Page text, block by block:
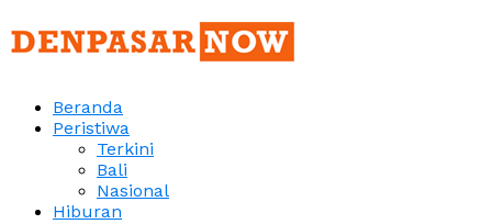
Beranda
Peristiwa
Terkini
Bali
Nasional
Hiburan